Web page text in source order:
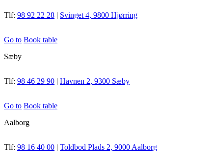
Tlf: 98 92 22 28 | Svinget 4, 9800 Hjørring
Go to Book table
Sæby
Tlf: 98 46 29 90 | Havnen 2, 9300 Sæby
Go to Book table
Aalborg
Tlf: 98 16 40 00 | Toldbod Plads 2, 9000 Aalborg